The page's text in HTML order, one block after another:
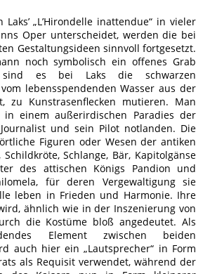
„L’Hirondelle inattendue“ in vieler
Oper unterscheidet, werden die bei
Gestaltungsideen sinnvoll fortgesetzt.
noch symbolisch ein offenes Grab
sind es bei Laks die schwarzen
lebensspendenden Wasser aus der
zu Kunstrasenflecken mutieren. Man
einem außerirdischen Paradies der
und sein Pilot notlanden. Die
Figuren oder Wesen der antiken
Schlange, Bär, Kapitolgänse
des attischen Königs Pandion und
für deren Vergewaltigung sie
leben in Frieden und Harmonie. Ihre
ähnlich wie in der Inszenierung von
die Kostüme bloß angedeutet. Als
Element zwischen beiden
auch hier ein „Lautsprecher“ in Form
als Requisit verwendet, während der